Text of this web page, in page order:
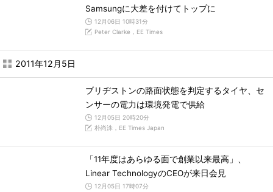
Samsungに大差を付けてトップに
12月06日 10時31分
Peter Clarke，EE Times
2011年12月5日
ブリヂストンの路面状態を判定するタイヤ、セ
ンサーの電力は環境発電で供給
12月05日 20時20分
朴尚洙，EE Times Japan
「11年度はあらゆる面で創業以来最高」、
Linear TechnologyのCEOが来日会見
12月05日 17時07分